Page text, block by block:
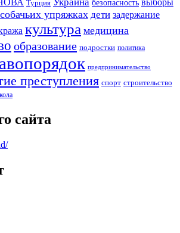
Турция безопасность
упряжках дети задержание
культура медицина
образование подростки политика
предпринимательство
преступления спорт строительство
сайта
ПОЛИТИЧЕСКОЕ
КРАЯ.